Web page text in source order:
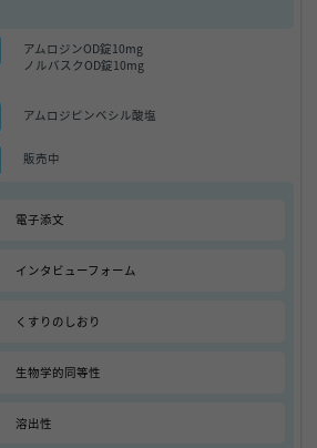
アムロジンOD錠10mg
ノルバスクOD錠10mg
アムロジピンベシル酸塩
販売中
電子添文
インタビューフォーム
くすりのしおり
生物学的同等性
溶出性